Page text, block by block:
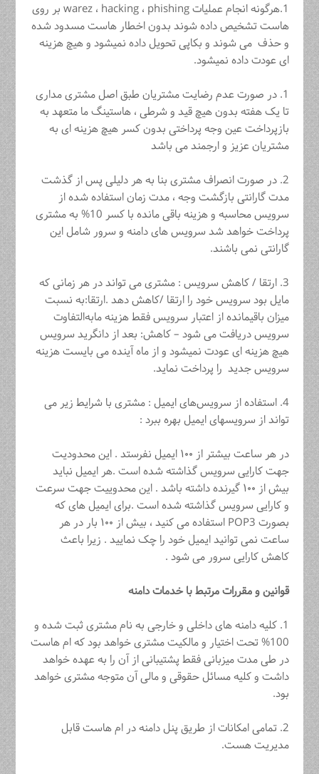
1.هرگونه انجام عملیات warez ، hacking ، phishing بر روی
هاست تشخیص داده شوند بدون اخطار هاست مسدود شده
و حذف می شوند و بکاپی تحویل داده نمیشود و هیچ هزینه
ای عودت داده نمیشود.
1. در صورت عدم رضایت مشتریان طبق اصل مشتری مداری
تا یک هفته بدون هیچ قید و شرطی ، هاستینگ ما متعهد به
بازپرداخت عین وجه پرداختی بدون کسر هیچ هزینه ای به
مشتریان عزیز و ارجمند می باشد
2. در صورت انصراف مشتری بنا به هر دلیلی پس از گذشت
مدت گارانتی بازگشت وجه ، مدت زمان استفاده شده از
سرویس محاسبه و هزینه باقی مانده با کسر 10% به مشتری
پرداخت خواهد شد سرویس های دامنه و سرور شامل این
گارانتی نمی باشند.
3. ارتقا / کاهش سرویس : مشتری می تواند در هر زمانی که
مایل بود سرویس خود را ارتقا /کاهش دهد .ارتقا:به نسبت
میزان باقیمانده از اعتبار سرویس فقط هزینه مابه‌التفاوت
سرویس دریافت می شود – کاهش: بعد از دانگرید سرویس
هیچ هزینه ای عودت نمیشود و از ماه آینده می بایست هزینه
سرویس جدید را پرداخت نماید.
4. استفاده از سرویس‌های ایمیل : مشتری با شرایط زیر می
تواند از سرویسهای ایمیل بهره ببرد :
در هر ساعت بیشتر از ۱۰۰ ایمیل نفرستد . این محدودیت
جهت کارایی سرویس گذاشته شده است .هر ایمیل نباید
بیش از ۱۰۰ گیرنده داشته باشد . این محدوییت جهت سرعت
و کارایی سرویس گذاشته شده است .برای ایمیل های که
بصورت POP3 استفاده می کنید ، بیش از ۱۰۰ بار در هر
ساعت نمی توانید ایمیل خود را چک نمایید . زیرا باعث
کاهش کارایی سرور می شود .
قوانین و مقررات مرتبط با خدمات دامنه
1. کلیه دامنه های داخلی و خارجی به نام مشتری ثبت شده و
100% تحت اختیار و مالکیت مشتری خواهد بود که ام هاست
در طی مدت میزبانی فقط پشتیبانی از آن را به عهده خواهد
داشت و کلیه مسائل حقوقی و مالی آن متوجه مشتری خواهد
بود.
2. تمامی امکانات از طریق پنل دامنه در ام هاست قابل
مدیریت هست.